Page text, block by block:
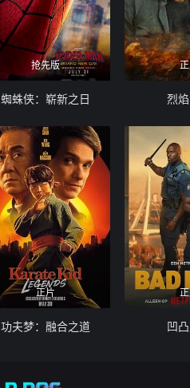
抢先版
蜘蛛侠：崭新之日 烈
正片
功夫梦：融合之道 凹